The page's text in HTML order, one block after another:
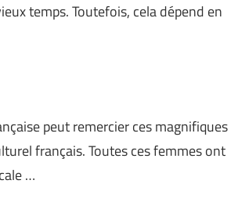
temps. Toutefois, cela dépend en
peut remercier ces magnifiques
français. Toutes ces femmes ont
…